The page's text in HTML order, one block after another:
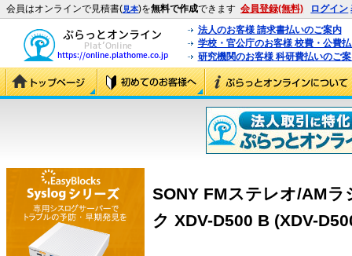
会員はオンラインで見積書(見本)を無料で作成できます 会員登録(無料) ログイン
法人のお客様 請求書払いのご案内
学校・官公庁のお客様 校費・公費
研究機関のお客様 科研費払いのご
SONY FMステレオ/AM
ク XDV-D500 B (XDV-